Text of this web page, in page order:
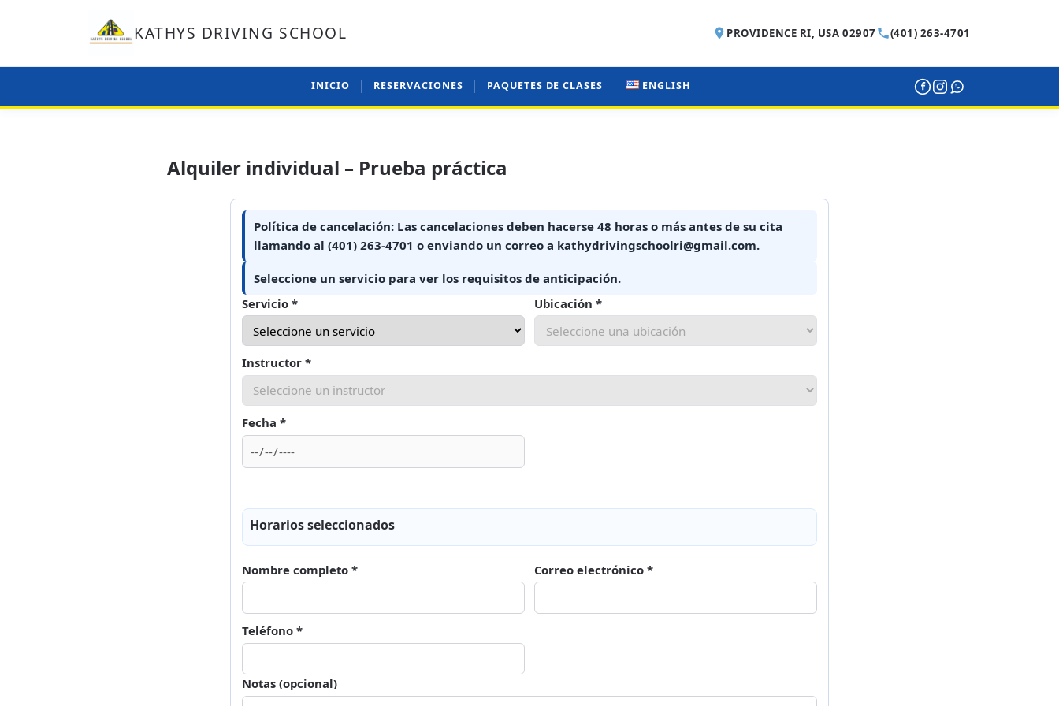
KATHYS DRIVING SCHOOL PROVIDENCE RI, USA 02907 (401) 263-4701
INICIO RESERVACIONES PAQUETES DE CLASES ENGLISH
Alquiler individual – Prueba práctica
Política de cancelación:Las cancelaciones deben hacerse 48 horas o más antes de su cita
llamando al (401) 263-4701 o enviando un correo a kathydrivingschoolri@gmail.com.
Seleccione un servicio para ver los requisitos de anticipación.
Servicio *
Ubicación *
Instructor *
Fecha *
Horarios seleccionados
Nombre completo * Correo electrónico *
Teléfono *
Notas (opcional)